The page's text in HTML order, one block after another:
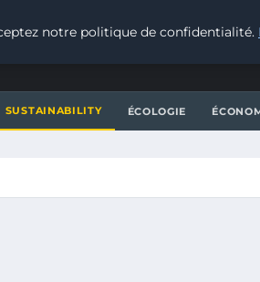
SUSTAINABILITY ÉCOLOGIE
notre politique de confidentialité.